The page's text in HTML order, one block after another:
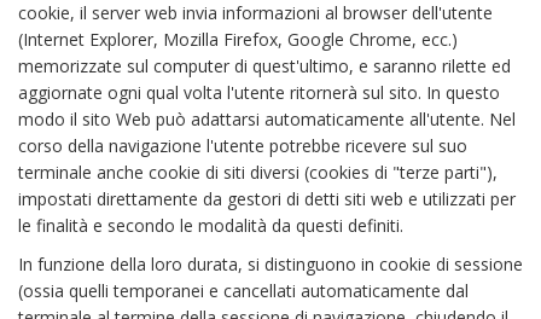
cookie, il server web invia informazioni al browser dell'utente
(Internet Explorer, Mozilla Firefox, Google Chrome, ecc.)
memorizzate sul computer di quest'ultimo, e saranno rilette ed
aggiornate ogni qual volta l'utente ritornerà sul sito. In questo
modo il sito Web può adattarsi automaticamente all'utente. Nel
corso della navigazione l'utente potrebbe ricevere sul suo
terminale anche cookie di siti diversi (cookies di "terze parti"),
impostati direttamente da gestori di detti siti web e utilizzati per
le finalità e secondo le modalità da questi definiti.
In funzione della loro durata, si distinguono in cookie di sessione
(ossia quelli temporanei e cancellati automaticamente dal